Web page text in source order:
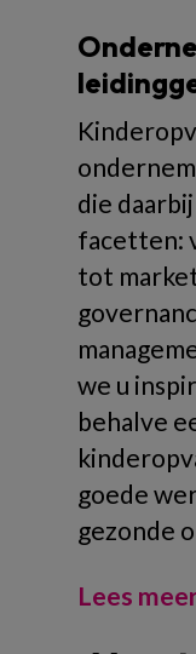
die
facetten:
tot
we u
behalve
goede
gezonde
Lees